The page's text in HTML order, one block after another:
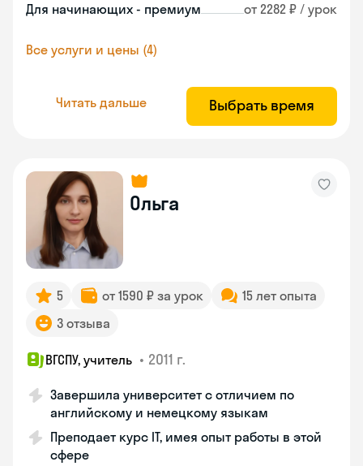
Для начинающих - премиум от 2282 ₽ / урок
Все услуги и цены (4)
Читать дальше Выбрать время
Ольга
5 от 1590 ₽ за урок
15 лет опыта
3 отзыва
ВГСПУ, учитель • 2011 г.
Завершила университет с отличием по
английскому и немецкому языкам
Преподает курс IT, имея опыт работы в этой
сфере